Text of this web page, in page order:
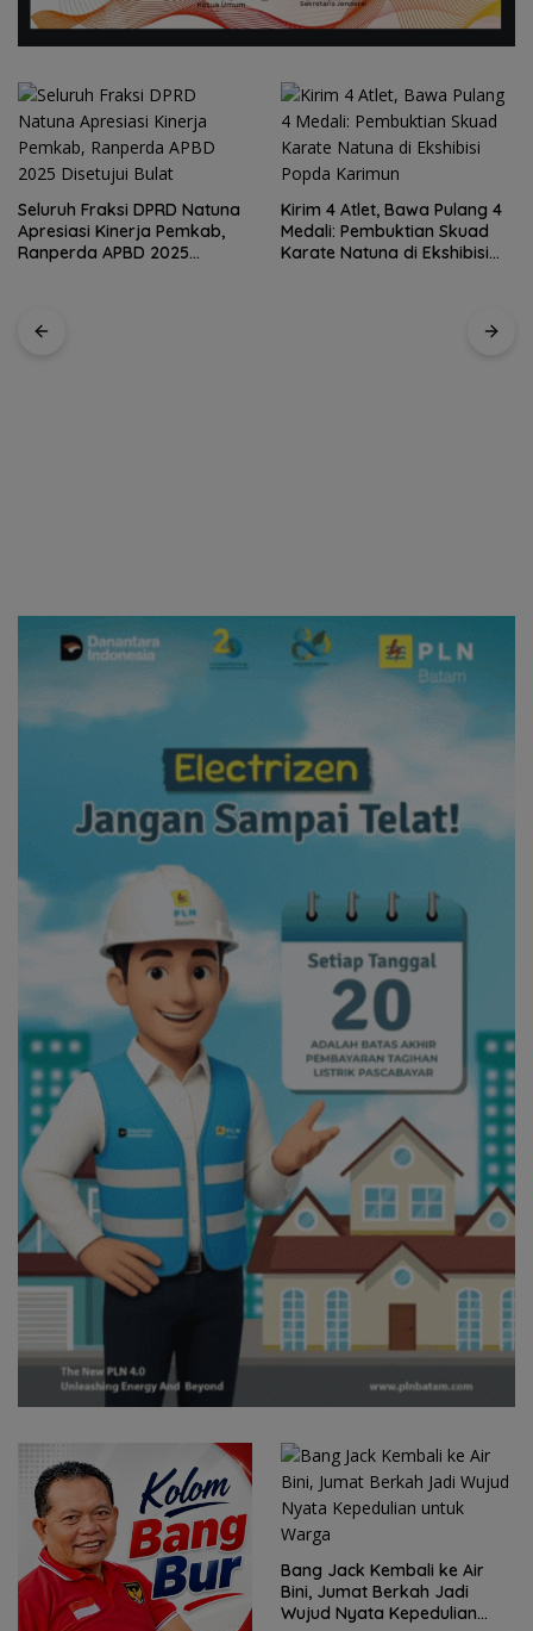
Seluruh Fraksi DPRD Natuna
Apresiasi Kinerja Pemkab,
Ranperda APBD 2025
Kirim 4 Atlet, Bawa Pulang 4
Medali: Pembuktian Skuad
Karate Natuna di Ekshibisi
Bang Jack Kembali ke Air
Bini, Jumat Berkah Jadi
Wujud Nyata Kepedulian